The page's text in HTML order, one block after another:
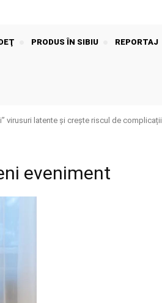
PRODUS ÎN SIBIU REPORTAJ
virusuri latente și crește riscul de complicații
eveniment